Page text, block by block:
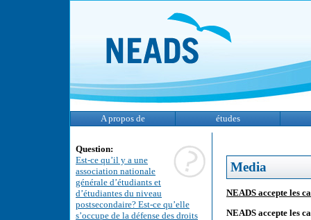
A propos de études
Question:
Est-ce qu’il y a une
association nationale
générale d’étudiants et
d’étudiantes du niveau
postsecondaire? Est-ce qu’elle
s’occupe de la défense des droits
Media
NEADS accepte les
NEADS accepte les